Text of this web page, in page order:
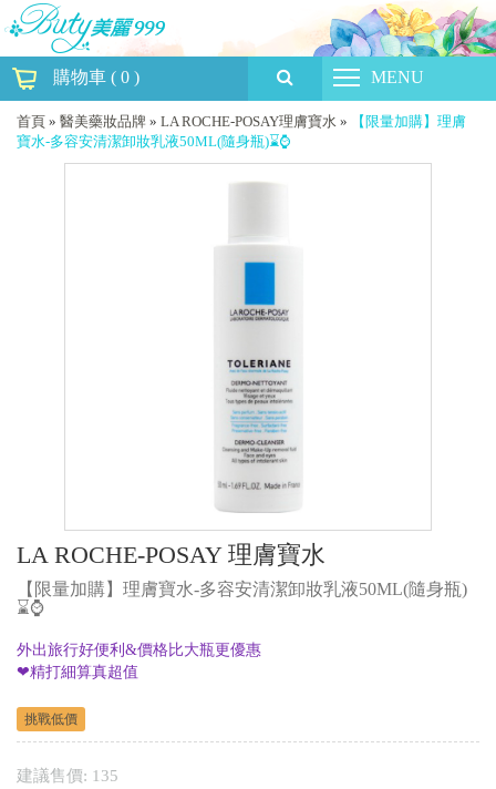
購物車 ( 0 ) MENU
首頁 » 醫美藥妝品牌 » LA ROCHE-POSAY理膚寶水 »
【限量加購】理膚
寶水-多容安清潔卸妝乳液50ML(隨身瓶)⌛⌚
LA ROCHE-POSAY 理膚寶水
【限量加購】理膚寶水-多容安清潔卸妝乳液50ML(隨身瓶)
⌛⌚
外出旅行好便利&價格比大瓶更優惠
❤精打細算真超值
挑戰低價
建議售價: 135